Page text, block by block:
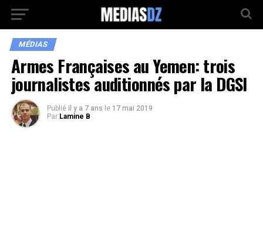
MÉDIAS
Armes Françaises au Yemen: trois
journalistes auditionnés par la DGSI
Publié il y a 7 ans le 17 mai 2019
Par Lamine B